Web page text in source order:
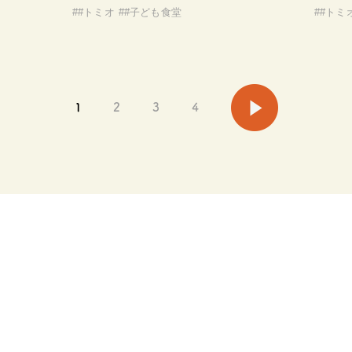
##トミオ ##子ども食堂 ##トミ
1 2 3 4